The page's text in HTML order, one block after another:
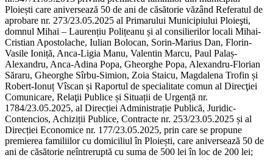
Ploiești care aniversează 50 de ani de căsătorie văzând Referatul de
aprobare nr. 273/23.05.2025 al Primarului Municipiului Ploieşti,
domnul Mihai – Laurențiu Polițeanu și al consilierilor locali Mihai-
Cristian Apostolache, Iulian Bolocan, Sorin-Marius Dan, Florin-
Vasile Ioniță, Anca-Ligia Manu, Valentin Marcu, Paul Palaș-
Alexandru, Anca-Adina Popa, Gheorghe Popa, Alexandru-Florian
Săraru, Gheorghe Sîrbu-Simion, Zoia Staicu, Magdalena Trofin și
Robert-Ionuț Vîscan și Raportul de specialitate comun al Direcţiei
Comunicare, Relaţii Publice și Situații de Urgență nr.
1784/23.05.2025, al Direcției Administrație Publică, Juridic-
Contencios, Achiziții Publice, Contracte nr. 253/23.05.2025 și al
Direcției Economice nr. 177/23.05.2025, prin care se propune
premierea familiilor cu domiciliul în Ploiești, care aniversează 50 de
ani de căsătorie neîntreruptă cu suma de 500 lei în loc de 200 lei;